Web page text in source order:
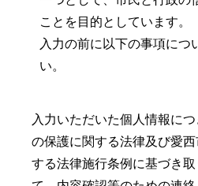
ことを目的としています。
入力の前に以下の事項につ
い。
入力いただいた個人情報に
の保護に関する法律及び愛
する法律施行条例に基づき